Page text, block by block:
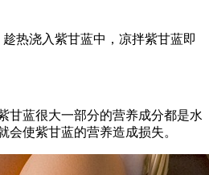
热浇入紫甘蓝中，凉拌紫甘蓝即
甘蓝很大一部分的营养成分都是水
会使紫甘蓝的营养造成损失。